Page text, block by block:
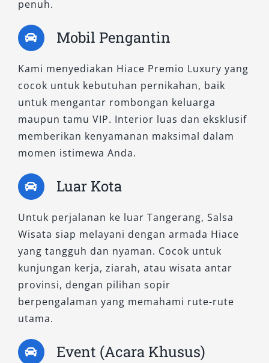
3. HiAce Commuter
Sebagai varian paling fungsional, HiAce
Commuter tetap menjadi pilihan favorit banyak
pelanggan. Mobil ini memiliki kapasitas hingga
15 penumpang dengan pengaturan tempat
duduk yang efisien, cocok untuk berbagai
kegiatan seperti drop off bandara, event
perusahaan, hingga kunjungan sekolah.
varian Premio, Commuter tetap unggul dari
sisi fungsionalitas dan harga yang lebih
ekonomis.
Keunggulan:
Kapasitas besar ideal untuk rombongan
Tarif sewa lebih terjangkau
Sangat fleksibel untuk berbagai kebutuhan
transportasi
Cocok untuk sistem sewa harian, bulanan,
maupun lepas kunci
penuh.
Mobil Pengantin
Kami menyediakan Hiace Premio Luxury yang
cocok untuk kebutuhan pernikahan, baik
untuk mengantar rombongan keluarga
maupun tamu VIP. Interior luas dan eksklusif
memberikan kenyamanan maksimal dalam
momen istimewa Anda.
Luar Kota
Untuk perjalanan ke luar Tangerang, Salsa
Wisata siap melayani dengan armada Hiace
yang tangguh dan nyaman. Cocok untuk
kunjungan kerja, ziarah, atau wisata antar
provinsi, dengan pilihan sopir
berpengalaman yang memahami rute-rute
utama.
Event (Acara Khusus)